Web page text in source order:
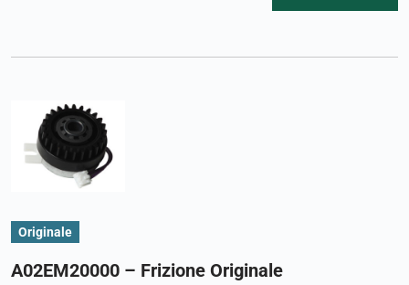
Originale
A02EM20000 – Frizione Originale